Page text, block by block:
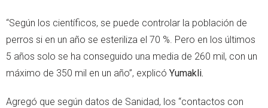
“Según los científicos, se puede controlar la población de
perros si en un año se esteriliza el 70 %. Pero en los últimos
5 años solo se ha conseguido una media de 260 mil, con un
máximo de 350 mil en un año”, explicó Yumakli.
Agregó que según datos de Sanidad, los “contactos con